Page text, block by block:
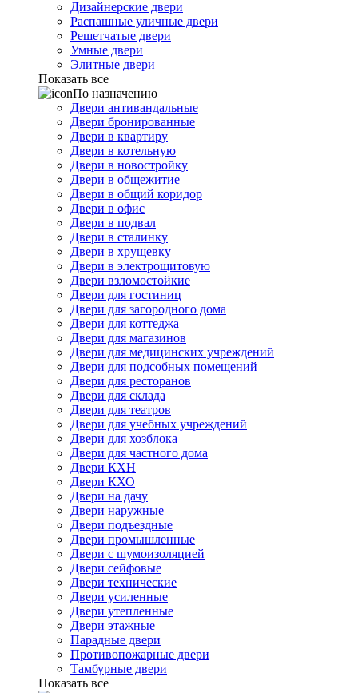
Дизайнерские двери
Распашные уличные двери
Решетчатые двери
Умные двери
Элитные двери
Показать все
По назначению
Двери антивандальные
Двери бронированные
Двери в квартиру
Двери в котельную
Двери в новостройку
Двери в общежитие
Двери в общий коридор
Двери в офис
Двери в подвал
Двери в сталинку
Двери в хрущевку
Двери в электрощитовую
Двери взломостойкие
Двери для гостиниц
Двери для загородного дома
Двери для коттеджа
Двери для магазинов
Двери для медицинских учреждений
Двери для подсобных помещений
Двери для ресторанов
Двери для склада
Двери для театров
Двери для учебных учреждений
Двери для хозблока
Двери для частного дома
Двери КХН
Двери КХО
Двери на дачу
Двери наружные
Двери подъездные
Двери промышленные
Двери с шумоизоляцией
Двери сейфовые
Двери технические
Двери усиленные
Двери утепленные
Двери этажные
Парадные двери
Противопожарные двери
Тамбурные двери
Показать все